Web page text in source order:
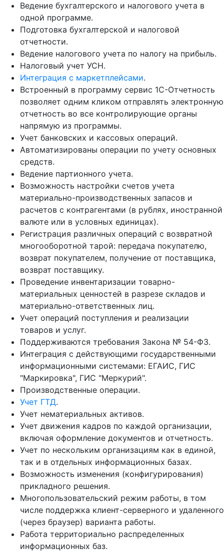
Ведение бухгалтерского и налогового учета в
одной программе.
Подготовка бухгалтерской и налоговой
отчетности.
Ведение налогового учета по налогу на прибыль.
Налоговый учет УСН.
Интеграция с маркетплейсами.
Встроенный в программу сервис 1С-Отчетность
позволяет одним кликом отправлять электронную
отчетность во все контролирующие органы
напрямую из программы.
Учет банковских и кассовых операций.
Автоматизированы операции по учету основных
средств.
Ведение партионного учета.
Возможность настройки счетов учета
материально-производственных запасов и
расчетов с контрагентами (в рублях, иностранной
валюте или в условных единицах).
Регистрация различных операций с возвратной
многооборотной тарой: передача покупателю,
возврат покупателем, получение от поставщика,
возврат поставщику.
Проведение инвентаризации товарно-
материальных ценностей в разрезе складов и
материально-ответственных лиц.
Учет операций поступления и реализации
товаров и услуг.
Поддерживаются требования Закона № 54-ФЗ.
Интеграция с действующими государственными
информационными системами: ЕГАИС, ГИС
"Маркировка", ГИС "Меркурий".
Производственные операции.
Учет ГТД.
Учет нематериальных активов.
Учет движения кадров по каждой организации,
включая оформление документов и отчетность.
Учет по нескольким организациям как в единой,
так и в отдельных информационных базах.
Возможность изменения (конфигурирования)
прикладного решения.
Многопользовательский режим работы, в том
числе поддержка клиент-серверного и удаленного
(через браузер) варианта работы.
Работа территориально распределенных
информационных баз.